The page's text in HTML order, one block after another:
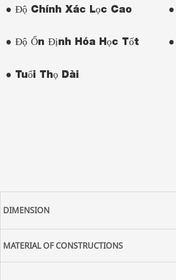
● Độ Chính Xác Lọc Cao
● Độ Ổn Định Hóa Học Tốt
● Tuổi Thọ Dài
DIMENSION
MATERIAL OF CONSTRUCTIONS